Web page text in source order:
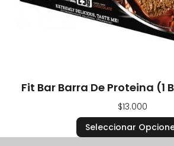
Fit Bar Barra De Proteina (1
$13.000
Seleccionar